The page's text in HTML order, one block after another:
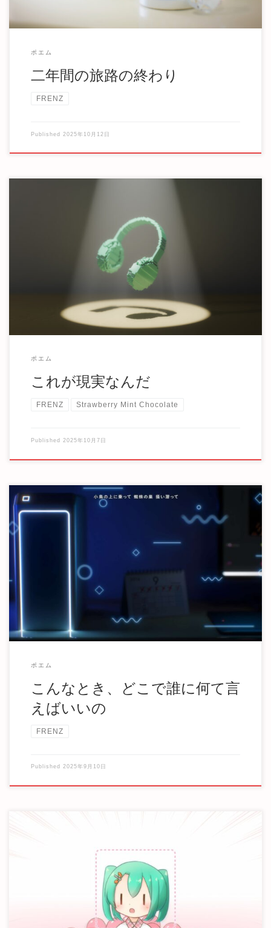
ポエム
二年間の旅路の終わり
FRENZ
Published 2025年10月12日
泣きじゃくっていた 迷子の僕は、 手を引かれて ここにやっ
てきた。 嬉しいという気持ちも、 恥ずかし […]
ポエム
これが現実なんだ
FRENZ Strawberry Mint Chocolate
Published 2025年10月7日
醜くても 下手クソでも 笑えるくらい恥ずかしくても やりた
くてやっているんだからいいだろ
ポエム
こんなとき、どこで誰に何て言
えばいいの
FRENZ
Published 2025年9月10日
（※恥ずかしくなったら消します） ファンが居ることによ
って、自分の居場所を見つけることができる。 だ […]